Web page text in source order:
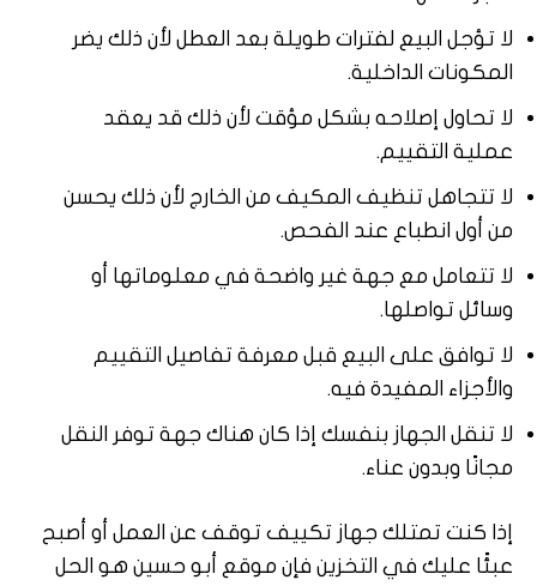
لا تؤجل البيع لفترات طويلة بعد العطل لأن ذلك يضر
المكونات الداخلية.
لا تحاول إصلاحه بشكل مؤقت لأن ذلك قد يعقد
عملية التقييم.
لا تتجاهل تنظيف المكيف من الخارج لأن ذلك يحسن
من أول انطباع عند الفحص.
لا تتعامل مع جهة غير واضحة في معلوماتها أو
وسائل تواصلها.
لا توافق على البيع قبل معرفة تفاصيل التقييم
والأجزاء المفيدة فيه.
لا تنقل الجهاز بنفسك إذا كان هناك جهة توفر النقل
مجانًا وبدون عناء.
إذا كنت تمتلك جهاز تكييف توقف عن العمل أو أصبح
عبئًا عليك في التخزين فإن موقع أبو حسين هو الحل